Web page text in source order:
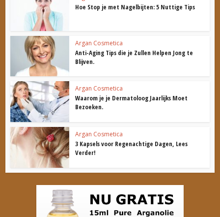
Hoe Stop je met Nagelbijten: 5 Nuttige Tips
Argan Cosmetica
Anti-Aging Tips die je Zullen Helpen Jong te
Blijven.
Argan Cosmetica
Waarom je je Dermatoloog Jaarlijks Moet
Bezoeken.
Argan Cosmetica
3 Kapsels voor Regenachtige Dagen, Lees
Verder!